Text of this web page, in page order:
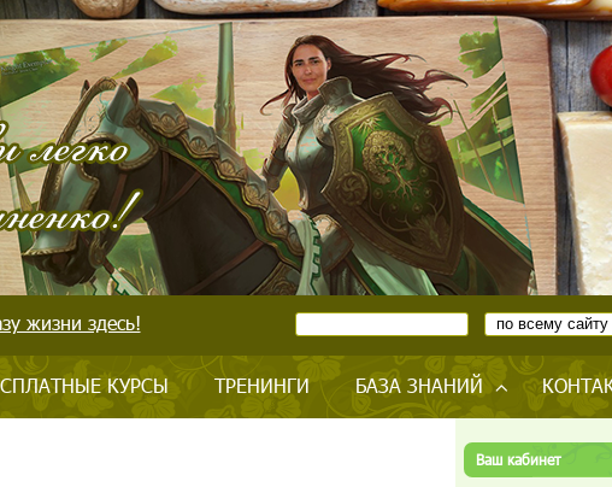
жизни здесь!
КУРСЫ ТРЕНИНГИ БАЗА ЗНАНИЙ
Ваш кабинет